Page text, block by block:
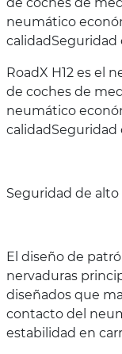
neumático
RoadX H12 es el
de coches de
neumático
Seguridad de
El diseño de
nervaduras
diseñados que
contacto del
estabilidad en